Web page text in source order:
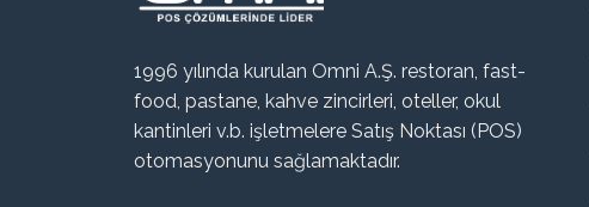
1996 yılında kurulan Omni A.Ş. restoran, fast-
food, pastane, kahve zincirleri, oteller, okul
kantinleri v.b. işletmelere Satış Noktası (POS)
otomasyonunu sağlamaktadır.